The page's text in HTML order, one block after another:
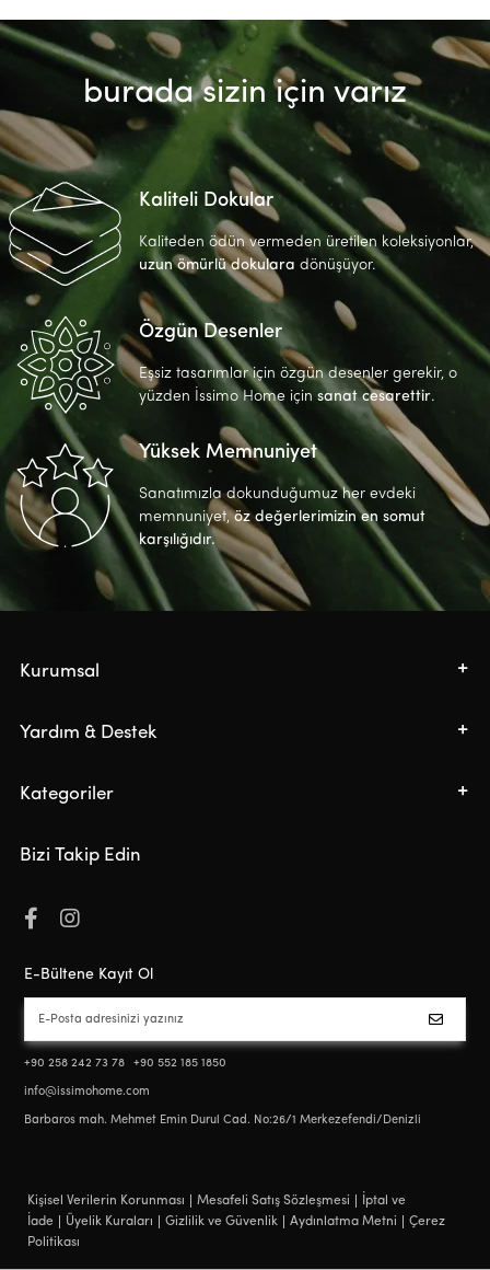
burada sizin için varız
Kaliteli Dokular
Kaliteden ödün vermeden üretilen koleksiyonlar,
uzun ömürlü dokulara dönüşüyor.
Özgün Desenler
Eşsiz tasarımlar için özgün desenler gerekir, o
yüzden İssimo Home içinsanat cesarettir.
Yüksek Memnuniyet
Sanatımızla dokunduğumuz her evdeki
memnuniyet, öz değerlerimizin en somut
karşılığıdır.
Kurumsal
Yardım & Destek
Kategoriler
Bizi Takip Edin
E-Bültene Kayıt Ol
+90 258 242 73 78 +90 552 185 1850
info@issimohome.com
Barbaros mah. Mehmet Emin Durul Cad. No:26/1 Merkezefendi/Denizli
Kişisel Verilerin Korunması Mesafeli Satış Sözleşmesi
İptal ve
İade
Üyelik Kuraları Gizlilik ve Güvenlik Aydınlatma Metni
Çerez
Politikası